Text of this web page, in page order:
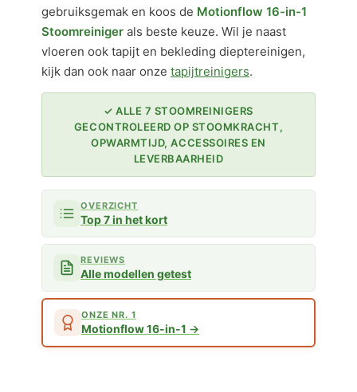
gebruiksgemak en koos de Motionflow 16-in-1
Stoomreiniger als beste keuze. Wil je naast
vloeren ook tapijt en bekleding dieptereinigen,
kijk dan ook naar onze tapijtreinigers.
✓ ALLE 7 STOOMREINIGERS
GECONTROLEERD OP STOOMKRACHT,
OPWARMTIJD, ACCESSOIRES EN
LEVERBAARHEID
OVERZICHT
Top 7 in het kort
REVIEWS
Alle modellen getest
ONZE NR. 1
Motionflow 16-in-1